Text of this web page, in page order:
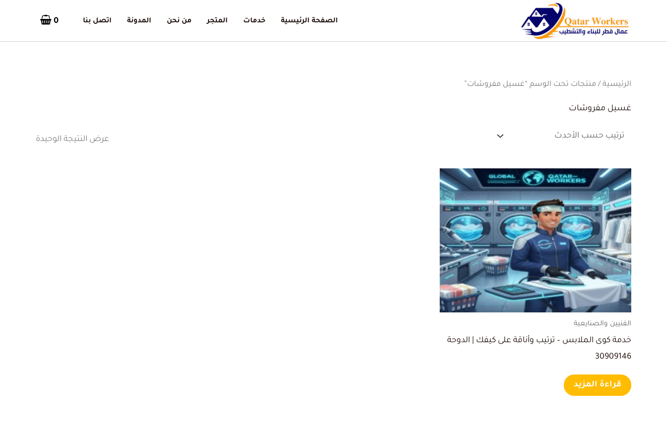
الصفحة الرئيسية خدمات المتجر من نحن المدونة اتصل بنا 0
الرئيسية / منتجات تحت الوسم “غسيل مفروشات”
غسيل مفروشات
عرض النتيجة الوحيدة
الفنيين والصنايعية
خدمة كوى الملابس – ترتيب وأناقة على كيفك | الدوحة
30909146
قراءة المزيد